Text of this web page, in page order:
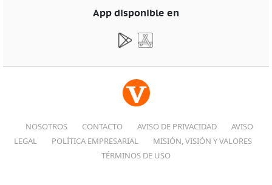
App disponible en
NOSOTROS CONTACTO AVISO DE PRIVACIDAD
AVISO
LEGAL
POLÍTICA EMPRESARIAL
MISIÓN, VISIÓN Y VALORES
TÉRMINOS DE USO